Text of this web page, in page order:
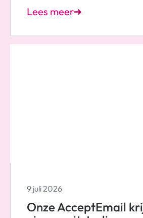
opmaak en de tekst zijn wat
aangepast en we
Lees meer
9 juli 2026
Onze AcceptEmail